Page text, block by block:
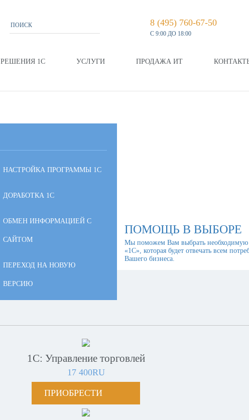
8 (495) 760-67-50
С 9:00 ДО 18:00
РЕШЕНИЯ 1С УСЛУГИ ПРОДАЖА ИТ
НАСТРОЙКА ПРОГРАММЫ 1С
ДОРАБОТКА 1С
ОБМЕН ИНФОРМАЦИЕЙ С
САЙТОМ
ПЕРЕХОД НА НОВУЮ
ВЕРСИЮ
ПОМОЩЬ В ВЫБОРЕ
Мы поможем Вам выбрать необходимую
«1С», которая будет отвечать всем
Вашего бизнеса.
1С: Управление торговлей
17 400RU
ПРИОБРЕСТИ